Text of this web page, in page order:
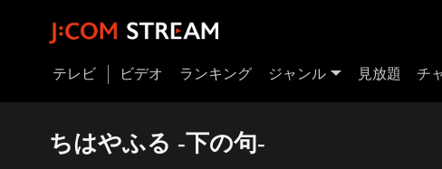
テレビ ビデオ ランキング ジャンル 見放題 チ
ちはやふる -下の句-